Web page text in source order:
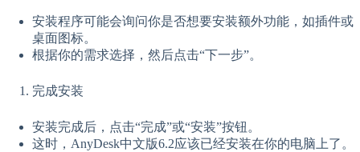
安装程序可能会询问你是否想要安装额外功能，如插件或
桌面图标。
根据你的需求选择，然后点击“下一步”。
完成安装
安装完成后，点击“完成”或“安装”按钮。
这时，AnyDesk中文版6.2应该已经安装在你的电脑上了。